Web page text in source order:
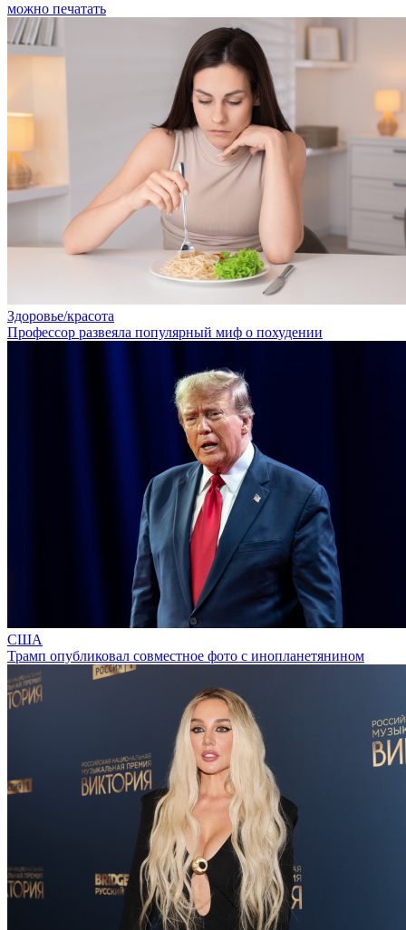
можно печатать
Здоровье/красота
Профессор развеяла популярный миф о похудении
США
Трамп опубликовал совместное фото с инопланетянином